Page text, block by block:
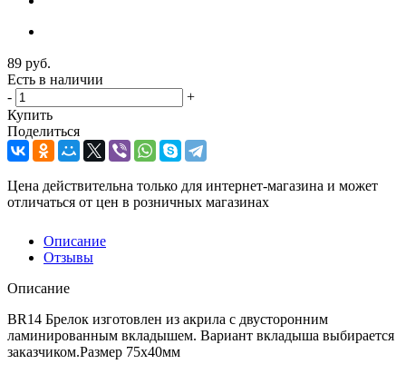
89 руб.
Есть в наличии
-
+
Купить
Поделиться
Цена действительна только для интернет-магазина и может
отличаться от цен в розничных магазинах
Описание
Отзывы
Описание
BR14 Брелок изготовлен из акрила с двусторонним
ламинированным вкладышем. Вариант вкладыша выбирается
заказчиком.Размер 75х40мм